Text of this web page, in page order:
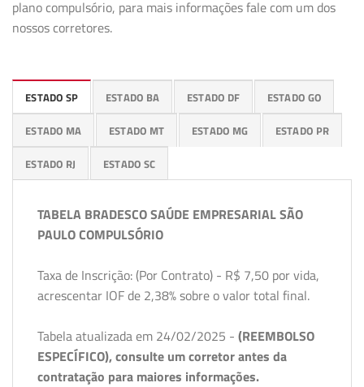
plano compulsório, para mais informações fale com um dos
nossos corretores.
ESTADO SP ESTADO BA ESTADO DF ESTADO GO
ESTADO MA ESTADO MT ESTADO MG ESTADO PR
ESTADO RJ ESTADO SC
TABELA BRADESCO SAÚDE EMPRESARIAL SÃO
PAULO COMPULSÓRIO
Taxa de Inscrição: (Por Contrato) - R$ 7,50 por vida,
acrescentar IOF de 2,38% sobre o valor total final.
Tabela atualizada em 24/02/2025 - (REEMBOLSO
ESPECÍFICO), consulte um corretor antes da
contratação para maiores informações.